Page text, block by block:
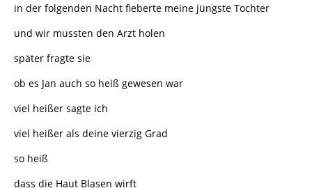
in der folgenden Nacht fieberte meine jüngste Tochter
und wir mussten den Arzt holen
später fragte sie
ob es Jan auch so heiß gewesen war
viel heißer sagte ich
viel heißer als deine vierzig Grad
so heiß
dass die Haut Blasen wirft